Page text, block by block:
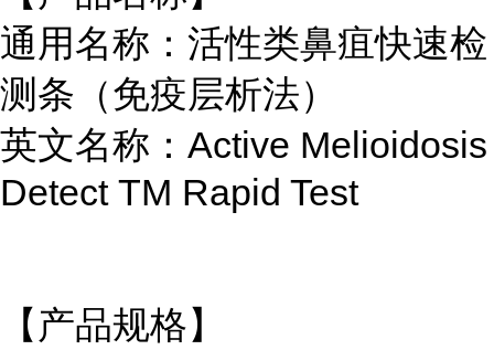
通用名称：活性类鼻疽快速检
测条（免疫层析法）
英文名称：Active Melioidosis
Detect TM Rapid Test
【产品规格】